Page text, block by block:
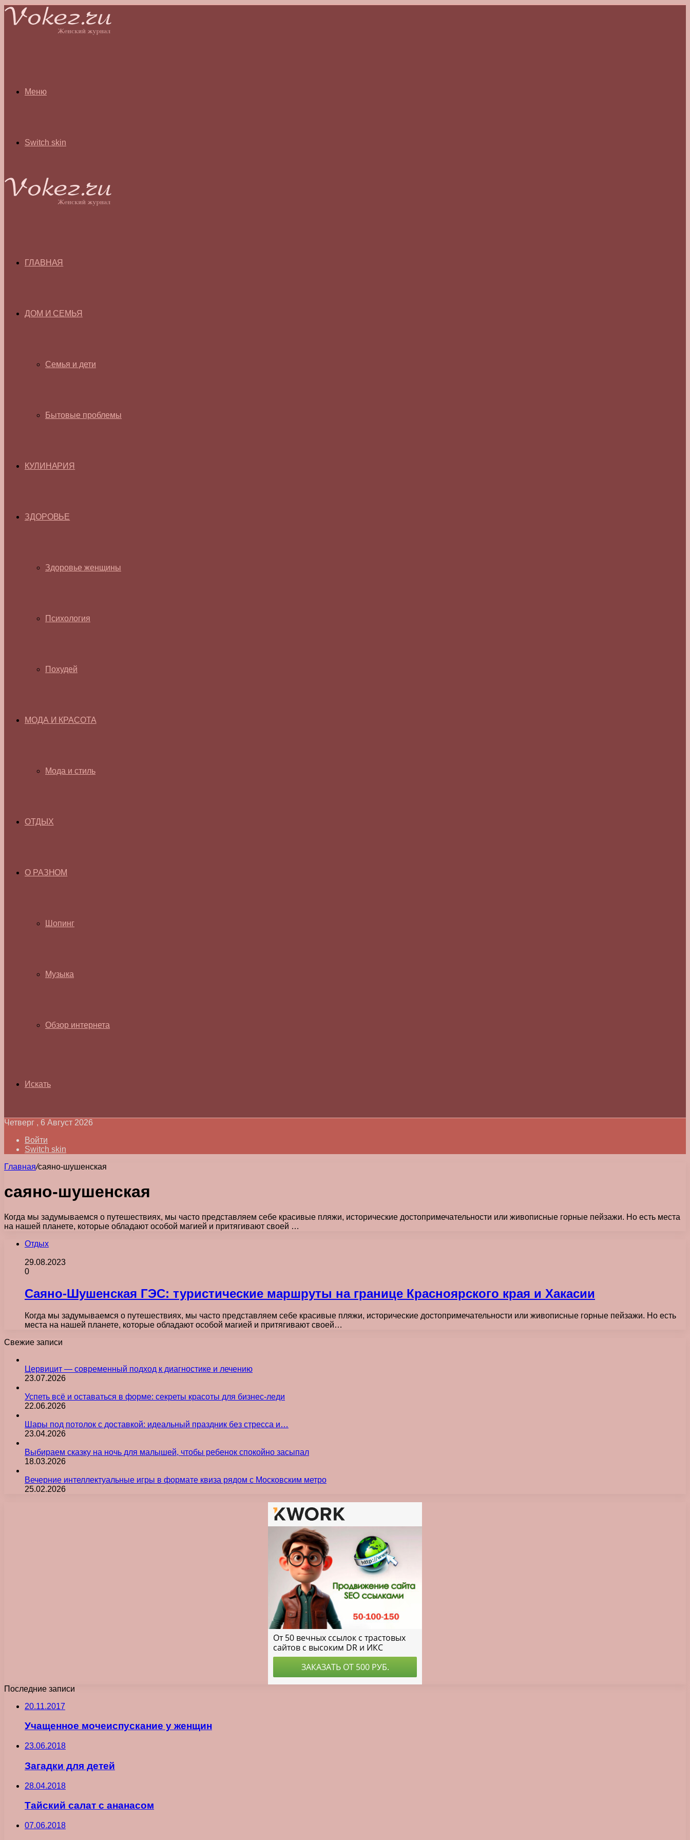
Меню
Switch skin
ГЛАВНАЯ
ДОМ И СЕМЬЯ
Семья и дети
Бытовые проблемы
КУЛИНАРИЯ
ЗДОРОВЬЕ
Здоровье женщины
Психология
Похудей
МОДА И КРАСОТА
Мода и стиль
ОТДЫХ
О РАЗНОМ
Шопинг
Музыка
Обзор интернета
Искать
Четверг , 6 Август 2026
Войти
Switch skin
Главная/саяно-шушенская
саяно-шушенская
Когда мы задумываемся о путешествиях, мы часто представляем себе красивые пляжи, исторические достопримечательности или живописные горные пейзажи. Но есть места
на нашей планете, которые обладают особой магией и притягивают своей …
Отдых
29.08.2023
0
Саяно-Шушенская ГЭС: туристические маршруты на границе Красноярского края и Хакасии
Когда мы задумываемся о путешествиях, мы часто представляем себе красивые пляжи, исторические достопримечательности или живописные горные пейзажи. Но есть
места на нашей планете, которые обладают особой магией и притягивают своей…
Свежие записи
Цервицит — современный подход к диагностике и лечению
23.07.2026
Успеть всё и оставаться в форме: секреты красоты для бизнес-леди
22.06.2026
Шары под потолок с доставкой: идеальный праздник без стресса и…
23.04.2026
Выбираем сказку на ночь для малышей, чтобы ребенок спокойно засыпал
18.03.2026
Вечерние интеллектуальные игры в формате квиза рядом с Московским метро
25.02.2026
Последние записи
20.11.2017
Учащенное мочеиспускание у женщин
23.06.2018
Загадки для детей
28.04.2018
Тайский салат с ананасом
07.06.2018